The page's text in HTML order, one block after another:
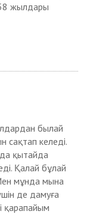
жылдары
былай
сақтап келеді.
қытайда
Қалай бұлай
мұнда мына
де дамуға
қарапайым